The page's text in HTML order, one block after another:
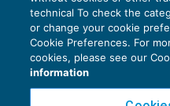
procedere con una
che comporti anche
della maggioranza
società carica di
technical To check the
or change your cookie
Cookie Preferences. For
cookies, please see our
information